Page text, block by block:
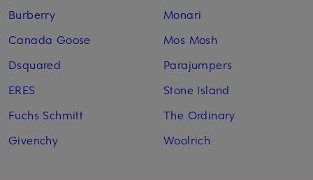
Burberry
Canada Goose
Dsquared
ERES
Fuchs Schmitt
Givenchy
Monari
Mos Mosh
Parajumpers
Stone Island
The Ordinary
Woolrich